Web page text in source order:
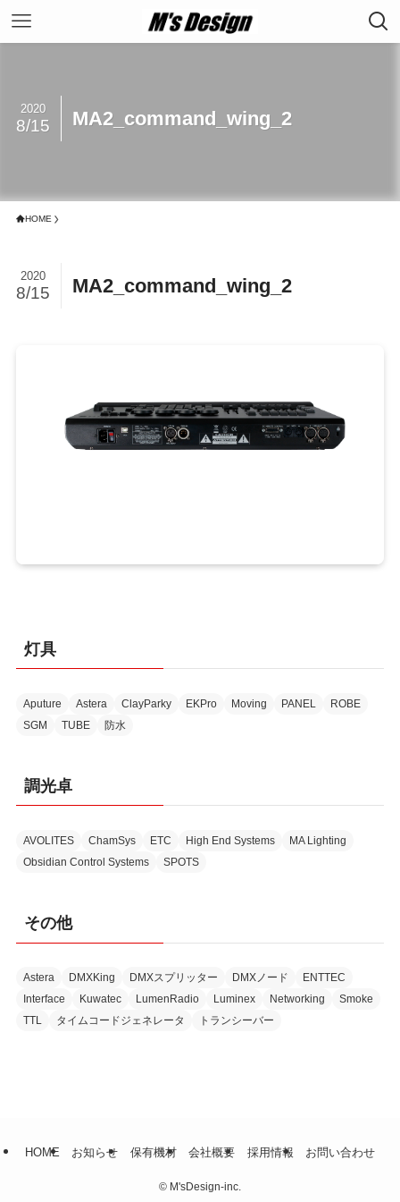
MA2_command_wing_2
2020
8/15
HOME
MA2_command_wing_2
2020
8/15
灯具
Aputure Astera ClayParky EKPro Moving PANEL
ROBE
SGM
TUBE 防水
調光卓
AVOLITES ChamSys ETC High End Systems
MA Lighting
Obsidian Control Systems
SPOTS
その他
Astera DMXKing DMXスプリッター DMXノード
ENTTEC
Interface
Kuwatec LumenRadio Luminex Networking
Smoke
TTL
タイムコードジェネレータ トランシーバー
HOME お知らせ 保有機材 会社概要 採用情報 お問い合わせ
© M'sDesign-inc.